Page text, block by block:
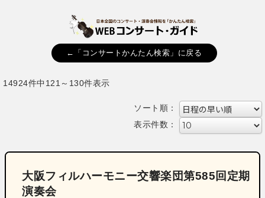
←「コンサートかんたん検索」に戻る
14924件中121～130件表示
ソート順：
表示件数：
大阪フィルハーモニー交響楽団第585回定期
演奏会